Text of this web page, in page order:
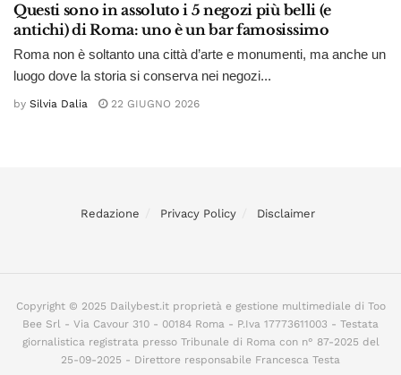
Questi sono in assoluto i 5 negozi più belli (e
antichi) di Roma: uno è un bar famosissimo
Roma non è soltanto una città d’arte e monumenti, ma anche un
luogo dove la storia si conserva nei negozi...
by Silvia Dalia 22 GIUGNO 2026
Redazione Privacy Policy Disclaimer
Copyright © 2025 Dailybest.it proprietà e gestione multimediale di Too
Bee Srl - Via Cavour 310 - 00184 Roma - P.Iva 17773611003 - Testata
giornalistica registrata presso Tribunale di Roma con n° 87-2025 del
25-09-2025 - Direttore responsabile Francesca Testa